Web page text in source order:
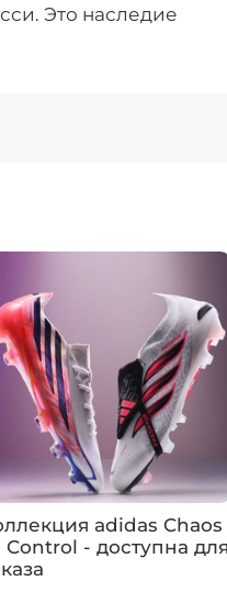
Это наследие
adidas Chaos
Control - доступна для